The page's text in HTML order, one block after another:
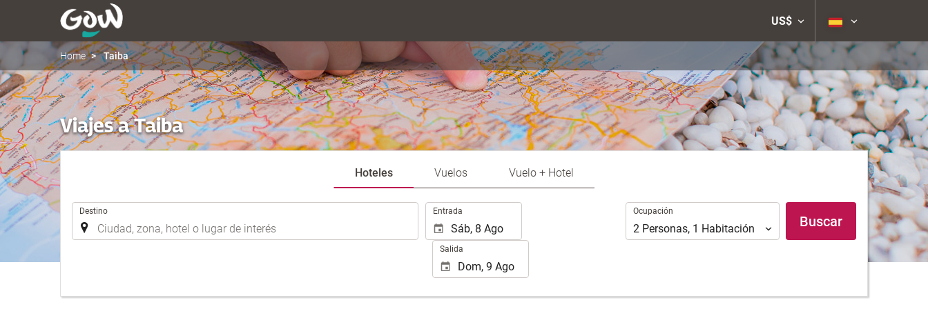
US$
Home Taiba
Viajes a Taiba
Hoteles Vuelos Vuelo + Hotel
Introduzca
lugar
el
Destino
Introduzca
las
fechas
inicio
fin
Entrada
Salida
Ocupación
Ocupación
2 Personas, 1 Habitación Buscar